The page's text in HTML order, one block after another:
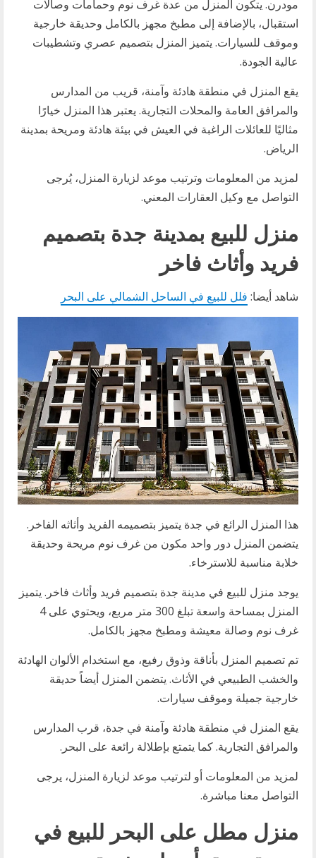
مودرن. يتكون المنزل من عدة غرف نوم وحمامات وصالات
استقبال، بالإضافة إلى مطبخ مجهز بالكامل وحديقة خارجية
وموقف للسيارات. يتميز المنزل بتصميم عصري وتشطيبات
عالية الجودة.
يقع المنزل في منطقة هادئة وآمنة، قريب من المدارس
والمرافق العامة والمحلات التجارية. يعتبر هذا المنزل خيارًا
مثاليًا للعائلات الراغبة في العيش في بيئة هادئة ومريحة بمدينة
الرياض.
لمزيد من المعلومات وترتيب موعد لزيارة المنزل، يُرجى
التواصل مع وكيل العقارات المعني.
منزل للبيع بمدينة جدة بتصميم
فريد وأثاث فاخر
شاهد أيضا:فلل للبيع في الساحل الشمالي على البحر
هذا المنزل الرائع في جدة يتميز بتصميمه الفريد وأثاثه الفاخر.
يتضمن المنزل دور واحد مكون من غرف نوم مريحة وحديقة
خلابة مناسبة للاسترخاء.
يوجد منزل للبيع في مدينة جدة بتصميم فريد وأثاث فاخر. يتميز
المنزل بمساحة واسعة تبلغ 300 متر مربع، ويحتوي على 4
غرف نوم وصالة معيشة ومطبخ مجهز بالكامل.
تم تصميم المنزل بأناقة وذوق رفيع، مع استخدام الألوان الهادئة
والخشب الطبيعي في الأثاث. يتضمن المنزل أيضاً حديقة
خارجية جميلة وموقف سيارات.
يقع المنزل في منطقة هادئة وآمنة في جدة، قرب المدارس
والمرافق التجارية. كما يتمتع بإطلالة رائعة على البحر.
لمزيد من المعلومات أو لترتيب موعد لزيارة المنزل، يرجى
التواصل معنا مباشرة.
منزل مطل على البحر للبيع في